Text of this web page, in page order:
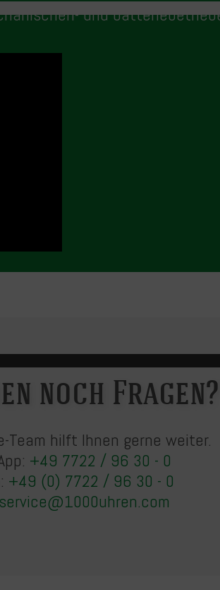
und
noch Fragen?
Team hilft Ihnen gerne weiter.
+49 7722 / 96 30 - 0
+49 (0) 7722 / 96 30 - 0
service@1000uhren.com